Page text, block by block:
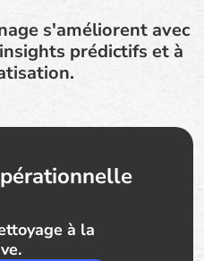
s'améliorent avec
prédictifs et à
à la